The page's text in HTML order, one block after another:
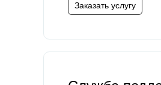
Заказать услугу